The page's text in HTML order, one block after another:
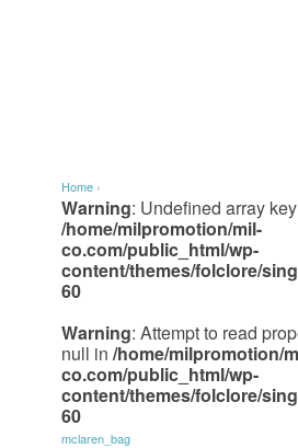
Home ›
Warning: Undefined array
/home/milpromotion/mil-
co.com/public_html/wp-
content/themes/folclore/
60
Warning: Attempt to read
null in /home/milpromotion/
co.com/public_html/wp-
content/themes/folclore/
60
mclaren_bag